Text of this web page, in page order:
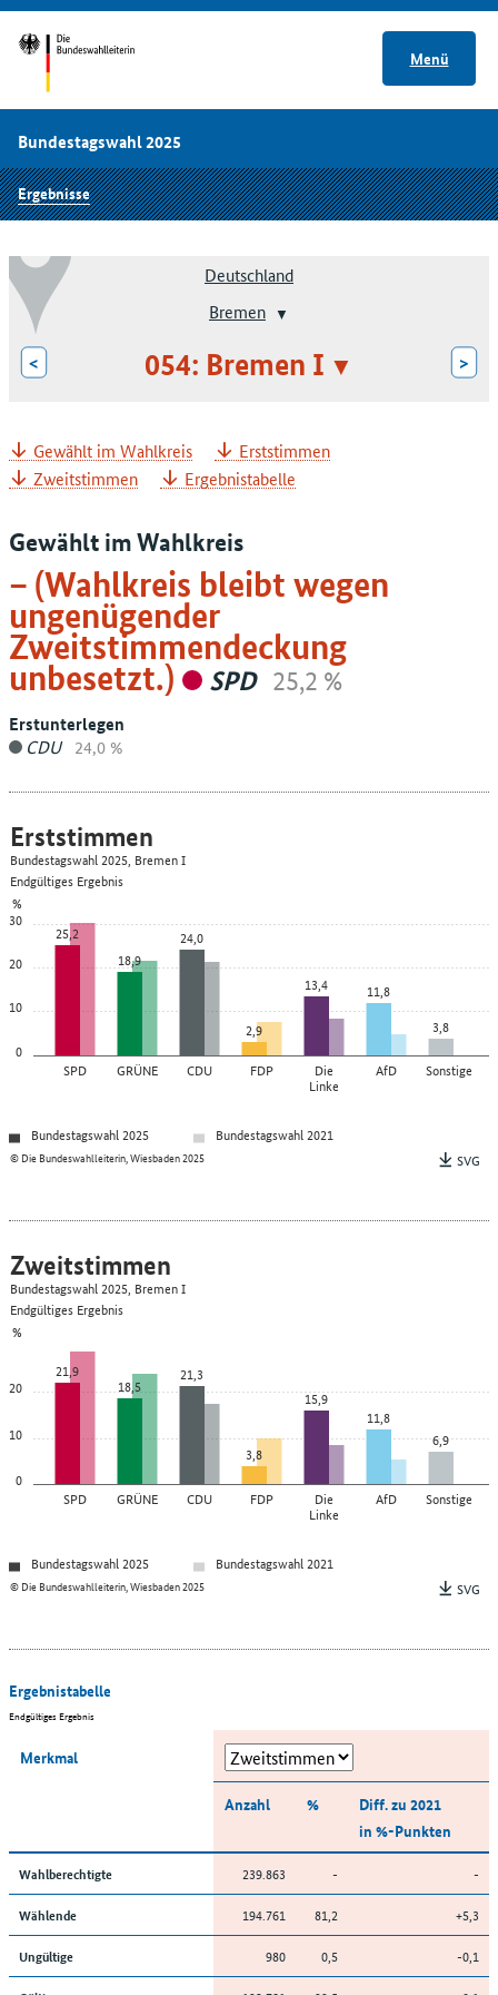
Menü
Bundestagswahl 2025
Ergebnisse
Deutschland
Bremen
< 054: Bremen I >
Gewählt im Wahlkreis
Erststimmen
Zweitstimmen
Ergebnistabelle
Gewählt im Wahlkreis
– (Wahlkreis bleibt wegen
ungenügender
Zweitstimmendeckung
unbesetzt.) SPD 25,2 %
Erstunterlegen
CDU 24,0 %
0
10
20
30
%
SPD GRÜNE CDU FDP Die
Linke
AfD Sonstige
25,2
18,9
24,0
2,9
13,4
11,8
3,8
© Die Bundeswahlleiterin, Wiesbaden 2025
Erststimmen
Bundestagswahl 2025, Bremen I
Endgültiges Ergebnis
Bundestagswahl 2025
Bundestagswahl 2021
SVG
0
10
20
%
SPD GRÜNE CDU FDP Die
Linke
AfD Sonstige
21,9
18,5
21,3
3,8
15,9
11,8
6,9
© Die Bundeswahlleiterin, Wiesbaden 2025
Zweitstimmen
Bundestagswahl 2025, Bremen I
Endgültiges Ergebnis
Bundestagswahl 2025
Bundestagswahl 2021
SVG
Ergebnistabelle
Endgültiges Ergebnis
Merkmal
Anzahl %
Diff. zu 2021
in %-Punkten
Wahlberechtigte 239.863 - -
Wählende 194.761 81,2 +5,3
Ungültige 980 0,5 -0,1